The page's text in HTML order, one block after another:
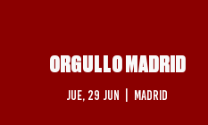
ORGULLO MADRID
jue, 29 jun Madrid